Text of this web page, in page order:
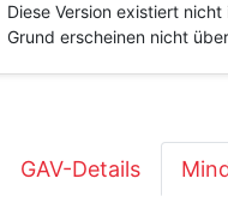
Diese Version existiert
Grund erscheinen nicht
GAV-Details